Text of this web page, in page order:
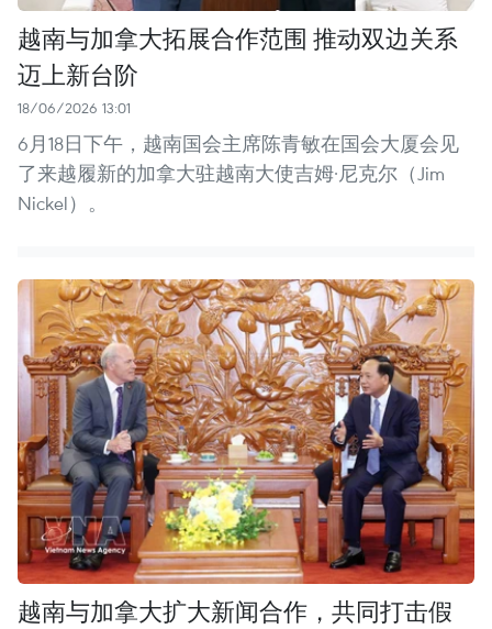
越南与加拿大拓展合作范围 推动双边关系
迈上新台阶
18/06/2026 13:01
6月18日下午，越南国会主席陈青敏在国会大厦会见
了来越履新的加拿大驻越南大使吉姆·尼克尔（Jim
Nickel）。
越南与加拿大扩大新闻合作，共同打击假